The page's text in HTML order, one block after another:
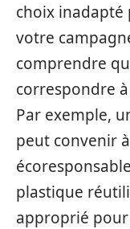
choix inadapté
votre
comprendre
correspondre à
Par exemple,
peut convenir
plastique
approprié